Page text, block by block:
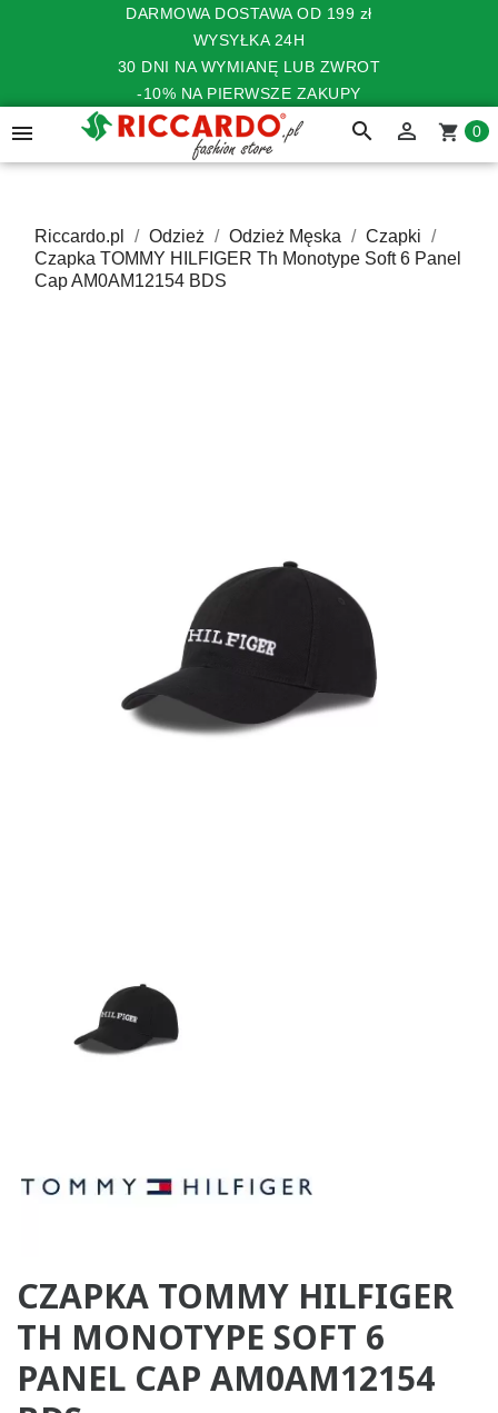
DARMOWA DOSTAWA OD 199 zł
WYSYŁKA 24H
30 DNI NA WYMIANĘ LUB ZWROT
-10% NA PIERWSZE ZAKUPY
 search  shopping_cart 0
Riccardo.pl Odzież Odzież Męska
Czapki
Czapka TOMMY HILFIGER Th Monotype Soft 6 Panel
Cap AM0AM12154 BDS
CZAPKA TOMMY HILFIGER
TH MONOTYPE SOFT 6
PANEL CAP AM0AM12154